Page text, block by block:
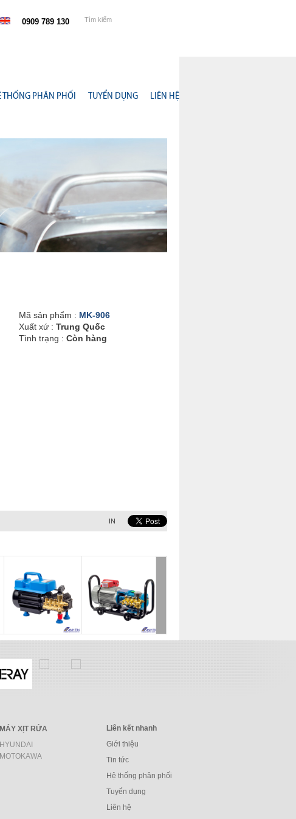
0909 789 130
THỐNG PHÂN PHỐI TUYỂN DỤNG LIÊN HỆ
Mã sản phẩm : MK-906
Xuất xứ : Trung Quốc
Tình trạng : Còn hàng
IN
MÁY XỊT RỬA
HYUNDAI
MOTOKAWA
Liên kết nhanh
Giới thiệu
Tin tức
Hệ thống phân phối
Tuyển dụng
Liên hệ